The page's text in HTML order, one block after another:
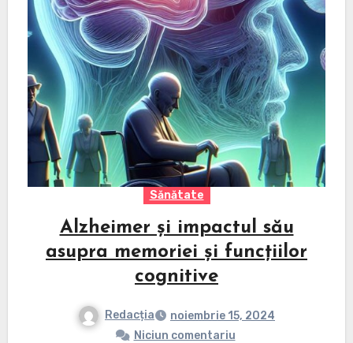
Sănătate
Alzheimer și impactul său
asupra memoriei și funcțiilor
cognitive
Redacția
noiembrie 15, 2024
Niciun comentariu